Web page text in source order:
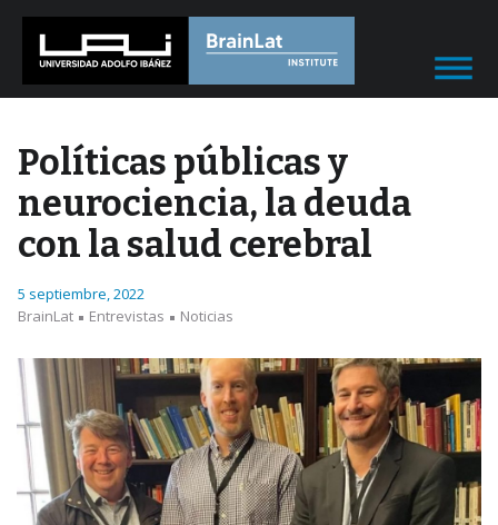
Políticas públicas y
neurociencia, la deuda
con la salud cerebral
5 septiembre, 2022
BrainLat
Entrevistas Noticias